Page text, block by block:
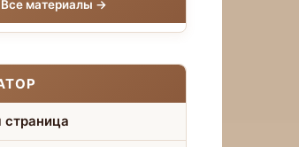
Все материалы →
страница